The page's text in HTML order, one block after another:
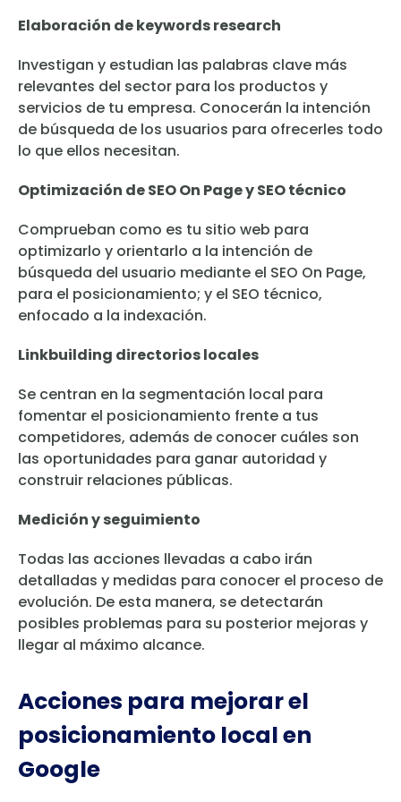
Elaboración de keywords research
Investigan y estudian las palabras clave más
relevantes del sector para los productos y
servicios de tu empresa. Conocerán la intención
de búsqueda de los usuarios para ofrecerles todo
lo que ellos necesitan.
Optimización de SEO On Page y SEO técnico
Comprueban como es tu sitio web para
optimizarlo y orientarlo a la intención de
búsqueda del usuario mediante el SEO On Page,
para el posicionamiento; y el SEO técnico,
enfocado a la indexación.
Linkbuilding directorios locales
Se centran en la segmentación local para
fomentar el posicionamiento frente a tus
competidores, además de conocer cuáles son
las oportunidades para ganar autoridad y
construir relaciones públicas.
Medición y seguimiento
Todas las acciones llevadas a cabo irán
detalladas y medidas para conocer el proceso de
evolución. De esta manera, se detectarán
posibles problemas para su posterior mejoras y
llegar al máximo alcance.
Acciones para mejorar el
posicionamiento local en
Google